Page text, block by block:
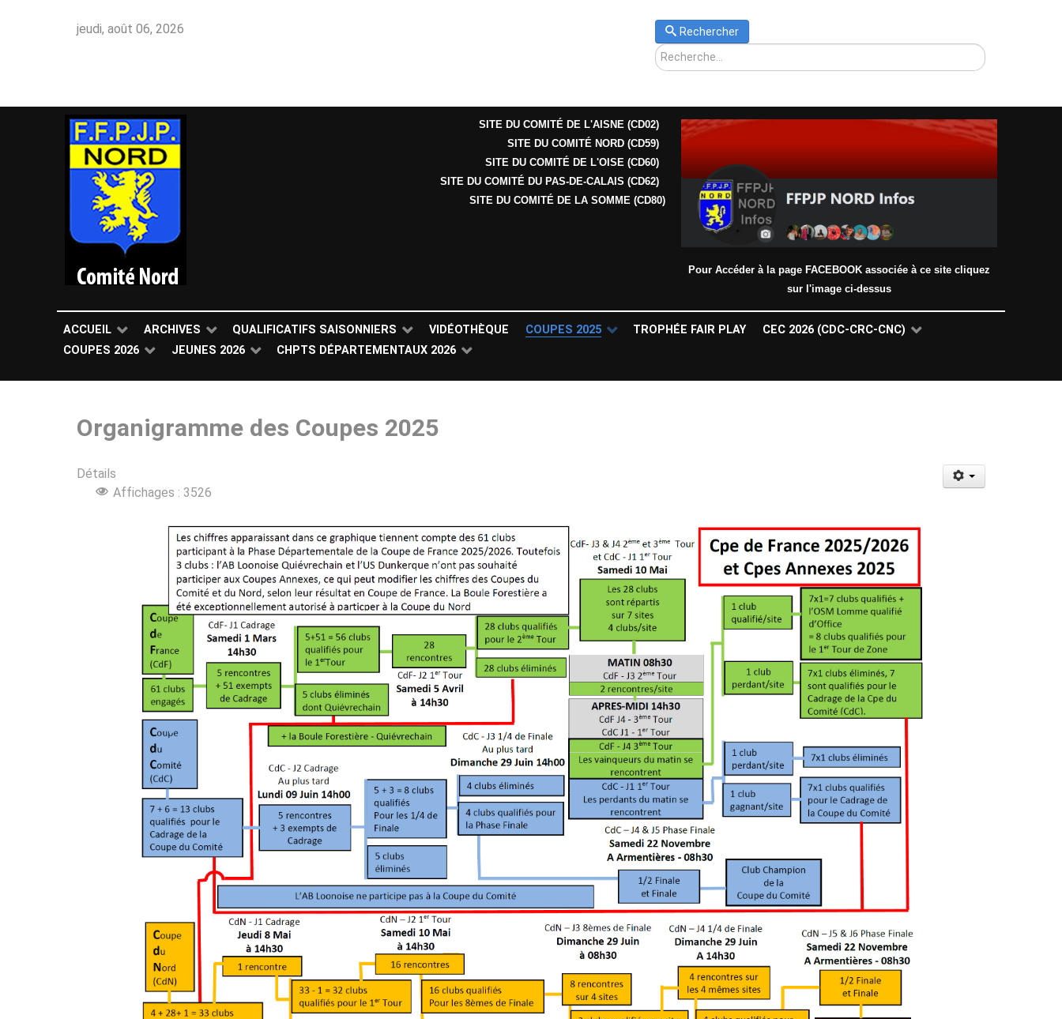
jeudi, août 06, 2026 Rechercher
SITE DU COMITÉ DE L'AISNE (CD02)
SITE DU COMITÉ NORD (CD59)
SITE DU COMITÉ DE L'OISE (CD60)
SITE DU COMITÉ DU PAS-DE-CALAIS (CD62)
SITE DU COMITÉ DE LA SOMME (CD80)
Pour Accéder à la page FACEBOOK associée à ce site cliquez
sur l'image ci-dessus
ACCUEIL ARCHIVES QUALIFICATIFS SAISONNIERS VIDÉOTHÈQUE COUPES 2025 TROPHÉE FAIR PLAY
CEC 2026 (CDC-CRC-CNC)
COUPES 2026
JEUNES 2026 CHPTS DÉPARTEMENTAUX 2026
Organigramme des Coupes 2025
Détails
Affichages : 3526